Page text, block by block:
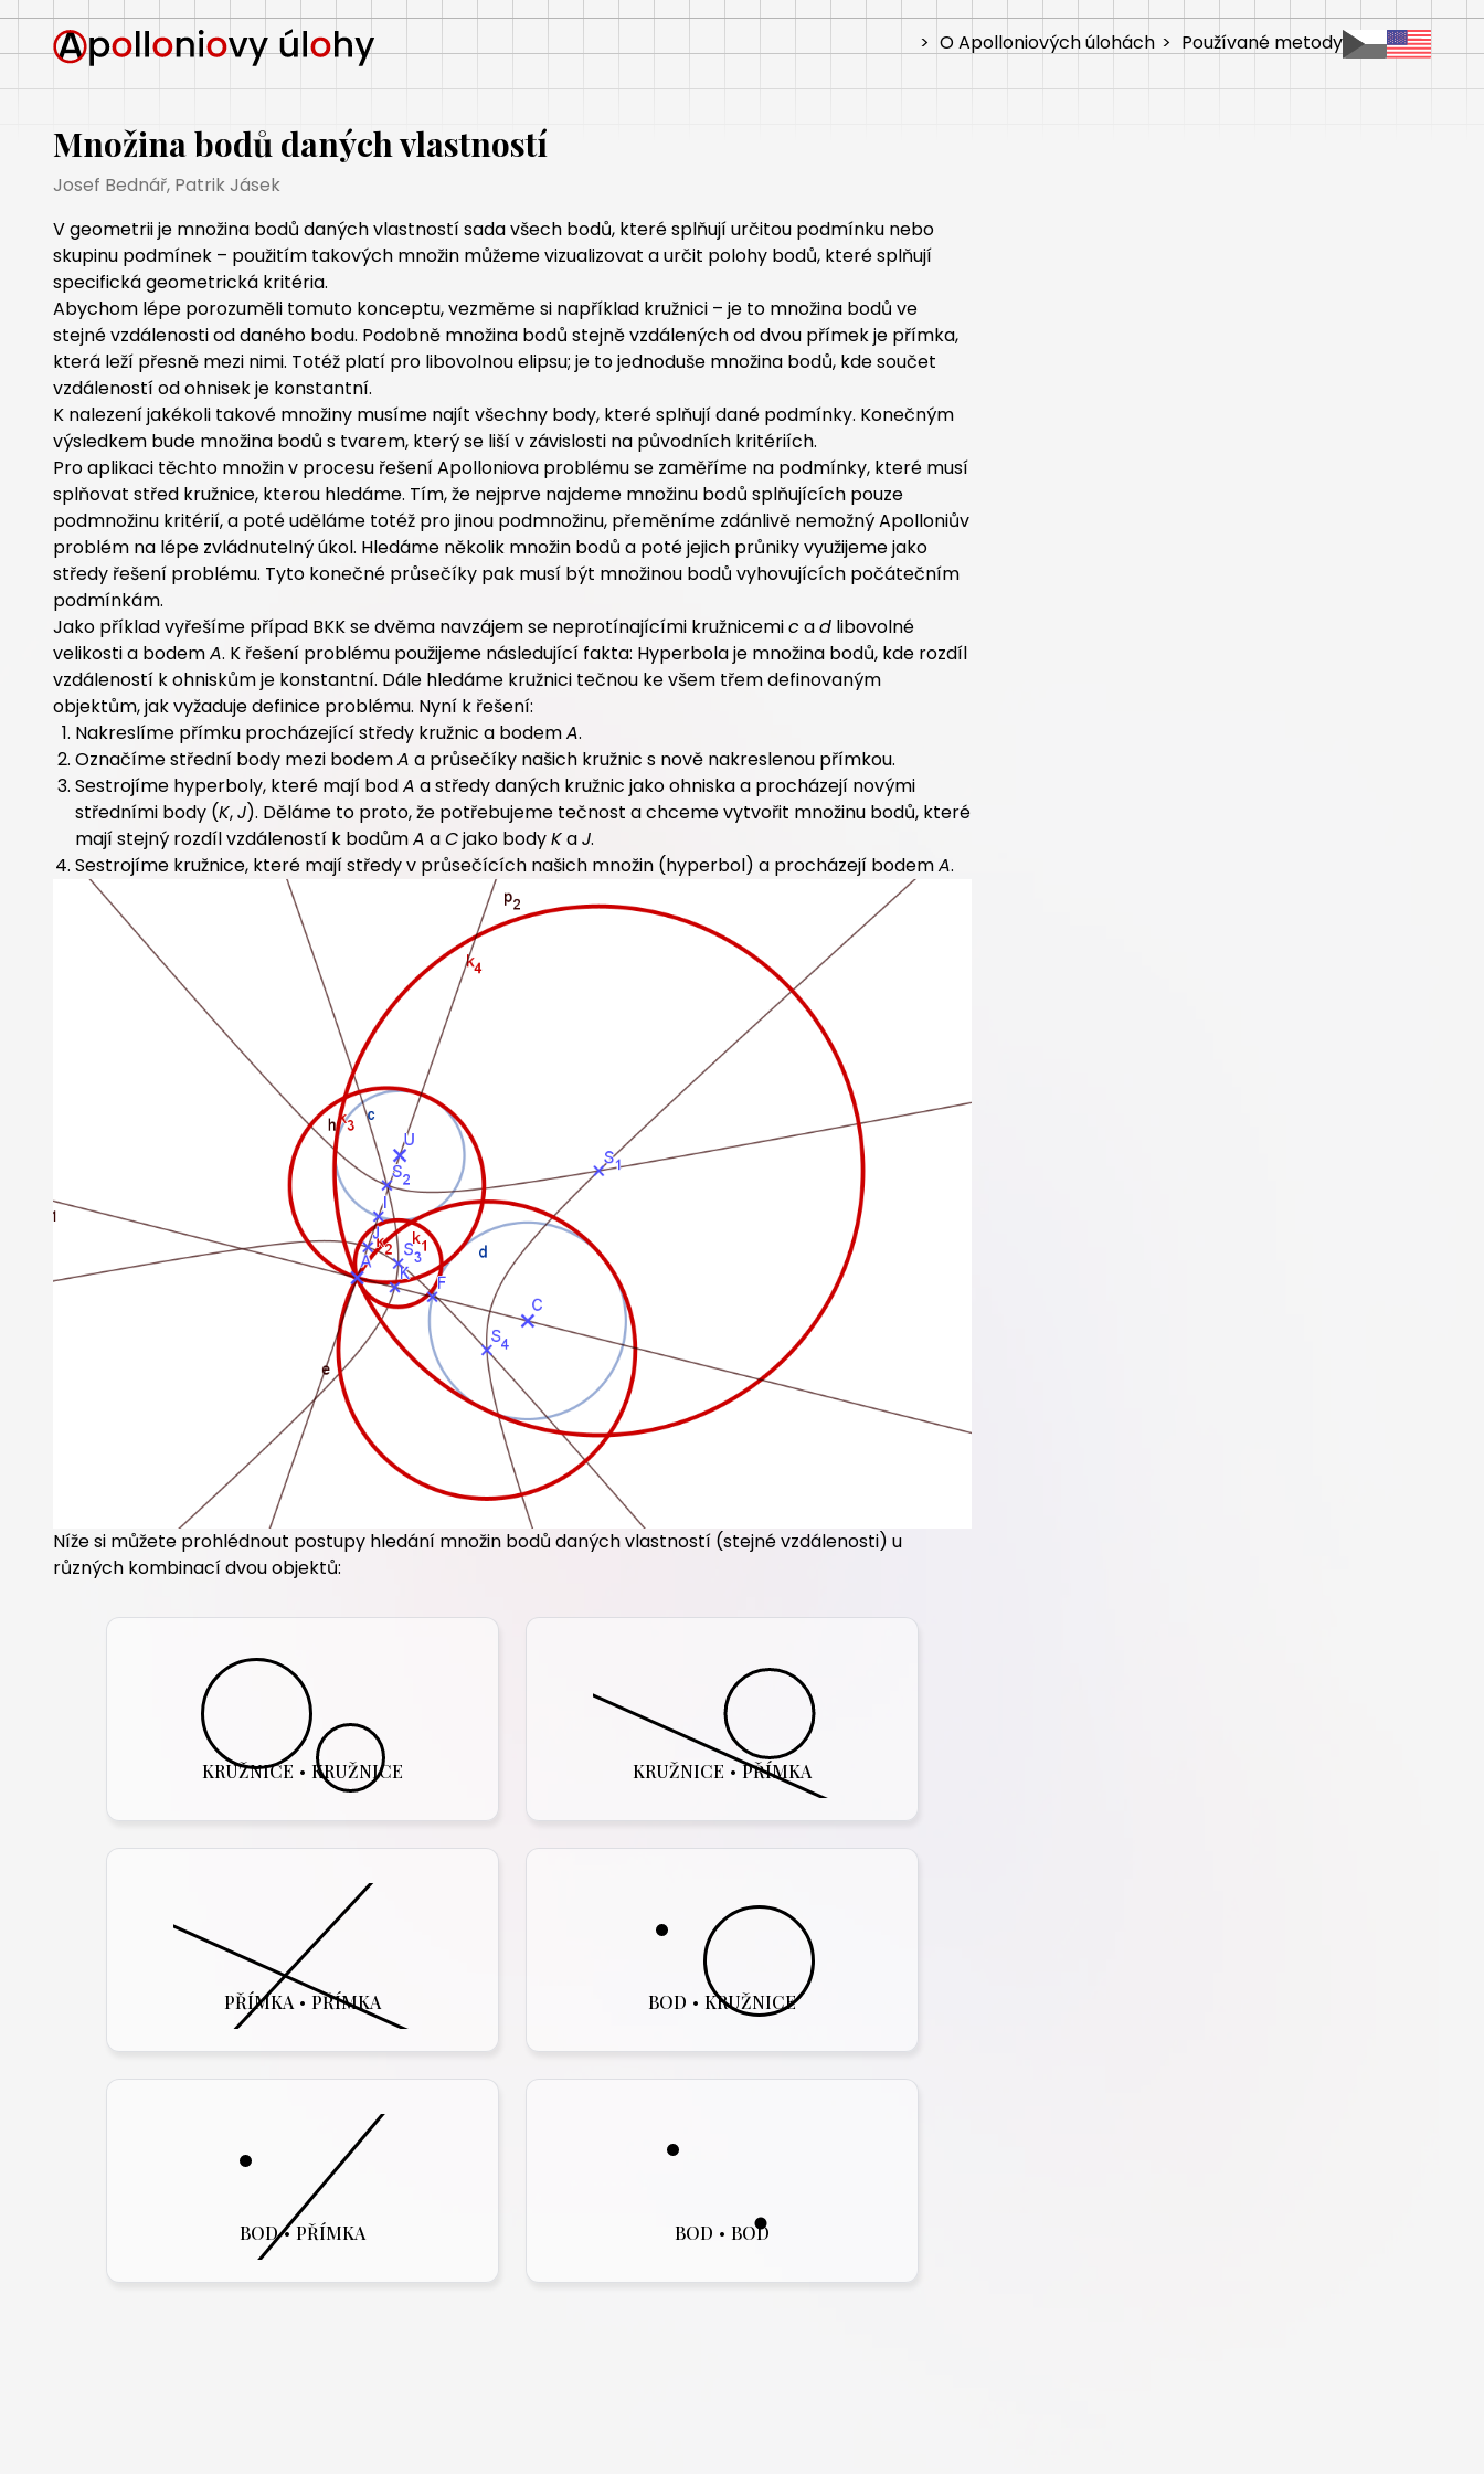
> O Apolloniových úlohách > Používané metody
Množina bodů daných vlastností
Josef Bednář, Patrik Jásek
V geometrii je množina bodů daných vlastností sada všech bodů, které splňují určitou podmínku nebo
skupinu podmínek – použitím takových množin můžeme vizualizovat a určit polohy bodů, které splňují
specifická geometrická kritéria.
Abychom lépe porozuměli tomuto konceptu, vezměme si například kružnici – je to množina bodů ve
stejné vzdálenosti od daného bodu. Podobně množina bodů stejně vzdálených od dvou přímek je přímka,
která leží přesně mezi nimi. Totéž platí pro libovolnou elipsu; je to jednoduše množina bodů, kde součet
vzdáleností od ohnisek je konstantní.
K nalezení jakékoli takové množiny musíme najít všechny body, které splňují dané podmínky. Konečným
výsledkem bude množina bodů s tvarem, který se liší v závislosti na původních kritériích.
Pro aplikaci těchto množin v procesu řešení Apolloniova problému se zaměříme na podmínky, které musí
splňovat střed kružnice, kterou hledáme. Tím, že nejprve najdeme množinu bodů splňujících pouze
podmnožinu kritérií, a poté uděláme totéž pro jinou podmnožinu, přeměníme zdánlivě nemožný Apolloniův
problém na lépe zvládnutelný úkol. Hledáme několik množin bodů a poté jejich průniky využijeme jako
středy řešení problému. Tyto konečné průsečíky pak musí být množinou bodů vyhovujících počátečním
podmínkám.
Jako příklad vyřešíme případ BKK se dvěma navzájem se neprotínajícími kružnicemicad libovolné
velikosti a bodemA. K řešení problému použijeme následující fakta: Hyperbola je množina bodů, kde rozdíl
vzdáleností k ohniskům je konstantní. Dále hledáme kružnici tečnou ke všem třem definovaným
objektům, jak vyžaduje definice problému. Nyní k řešení:
Nakreslíme přímku procházející středy kružnic a bodemA.
Označíme střední body mezi bodemA a průsečíky našich kružnic s nově nakreslenou přímkou.
Sestrojíme hyperboly, které mají bodA a středy daných kružnic jako ohniska a procházejí novými
středními body (K,J). Děláme to proto, že potřebujeme tečnost a chceme vytvořit množinu bodů, které
mají stejný rozdíl vzdáleností k bodůmA aCjako bodyKaJ.
Sestrojíme kružnice, které mají středy v průsečících našich množin (hyperbol) a procházejí bodemA.
Níže si můžete prohlédnout postupy hledání množin bodů daných vlastností (stejné vzdálenosti) u
různých kombinací dvou objektů:
KRUŽNICE • KRUŽNICE KRUŽNICE •PŘÍMKA
PŘÍMKA • PŘÍMKA BOD • KRUŽNICE
BOD•PŘÍMKA BOD • BOD